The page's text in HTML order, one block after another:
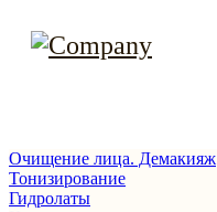
Очищение лица. Демакияж
Тонизирование
Гидролаты